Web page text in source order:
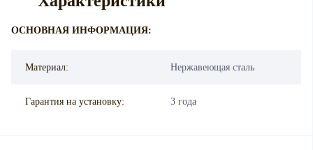
ОСНОВНАЯ ИНФОРМАЦИЯ:
Материал: Нержавеющая сталь
Гарантия на установку: 3 года